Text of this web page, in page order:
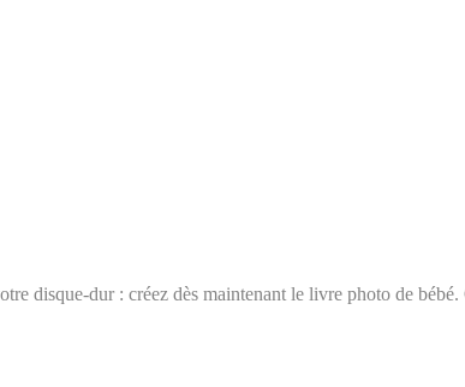
disque-dur : créez dès maintenant le livre photo de